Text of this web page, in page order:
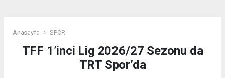
Anasayfa SPOR
TFF 1’inci Lig 2026/27 Sezonu da
TRT Spor’da